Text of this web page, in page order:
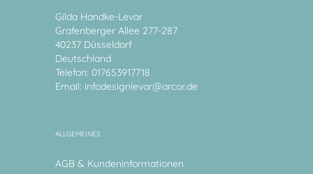
Gilda Handke-Levar
Grafenberger Allee 277-287
40237 Düsseldorf
Deutschland
Telefon: 017653917718
Email: infodesignlevar@arcor.de
ALLGEMEINES
AGB & Kundeninformationen